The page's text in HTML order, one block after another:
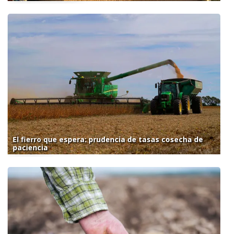
El fierro que espera: prudencia de tasas cosecha de
paciencia